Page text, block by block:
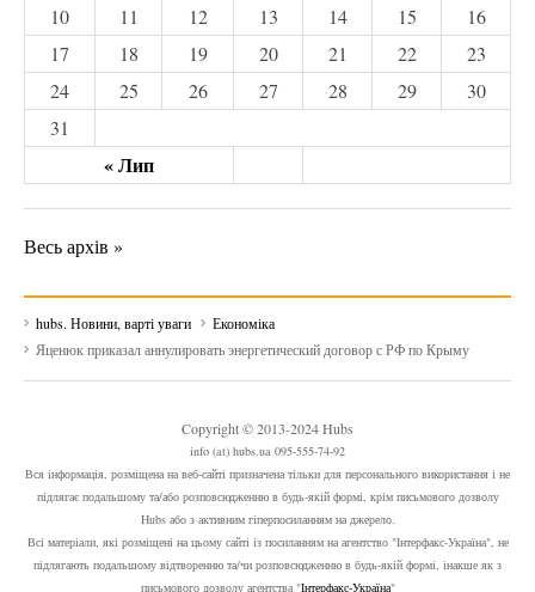
« Лип
10
11 12 13 14 15
16
17
18 19 20 21 22
23
24
25 26 27 28 29
30
31
Весь архів »
hubs. Новини, варті уваги
Економіка
Яценюк приказал аннулировать энергетический договор с РФ по Крыму
Copyright © 2013-2024 Hubs
info (at) hubs.ua 095-555-74-92
Вся інформація, розміщена на веб-сайті призначена тільки для персонального використання і не
підлягає подальшому та/або розповсюдженню в будь-якій формі, крім письмового дозволу
Hubs або з активним гіперпосиланням на джерело.
Всі матеріали, які розміщені на цьому сайті із посиланням на агентство "Інтерфакс-Україна", не
підлягають подальшому відтворенню та/чи розповсюдженню в будь-якій формі, інакше як з
письмового дозволу агентства "Інтерфакс-Україна"